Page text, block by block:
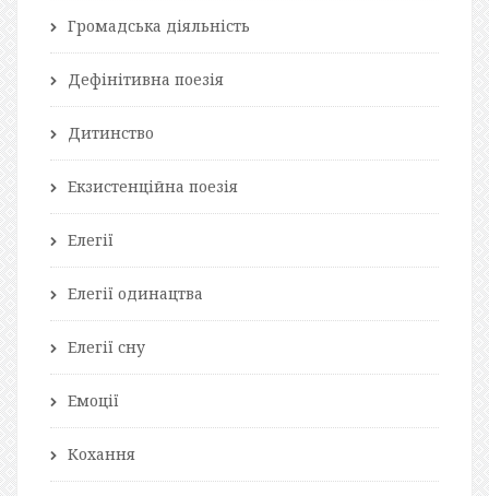
Громадська діяльність
Дефінітивна поезія
Дитинство
Екзистенційна поезія
Елегії
Елегії одинацтва
Елегії сну
Емоції
Кохання